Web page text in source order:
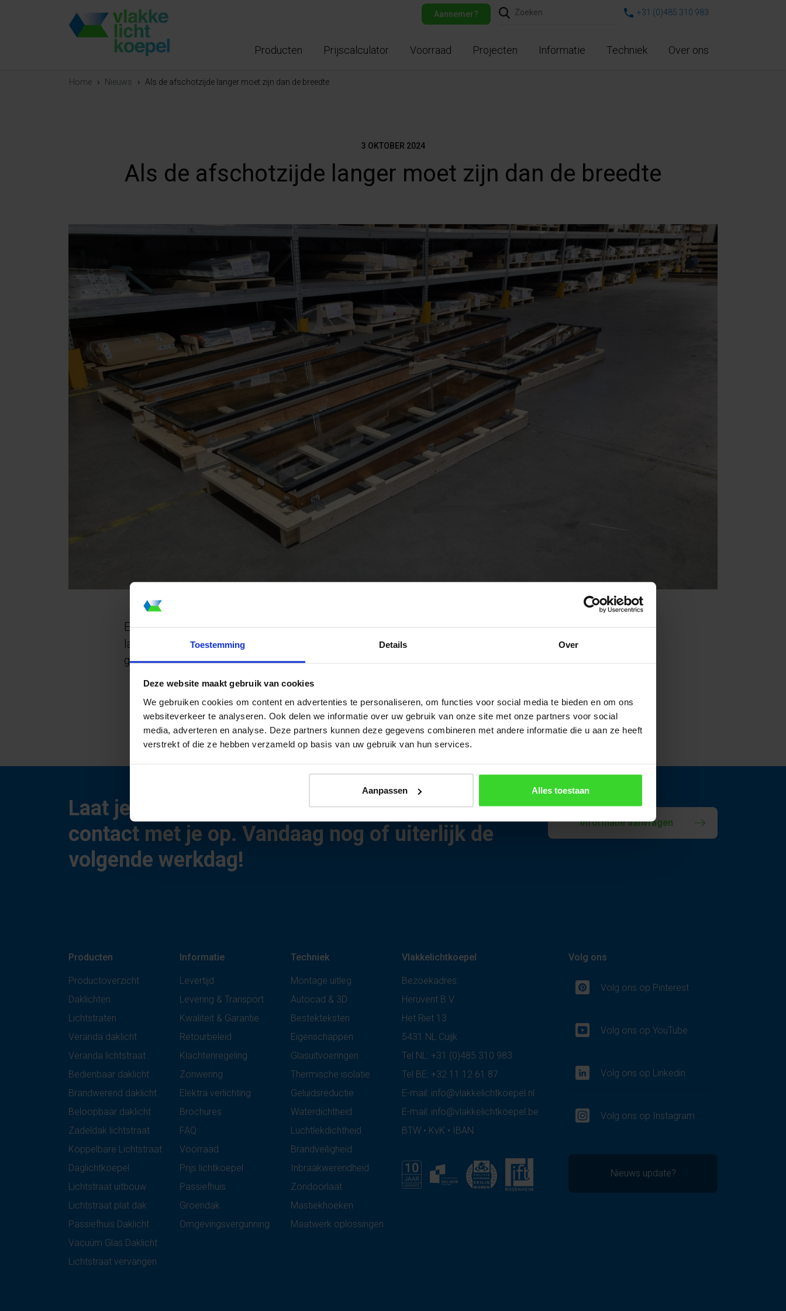
Toestemming Details Over
Deze website maakt gebruik van cookies
We gebruiken cookies om content en advertenties te personaliseren, om functies voor social media te bieden en om ons
websiteverkeer te analyseren. Ook delen we informatie over uw gebruik van onze site met onze partners voor social
media, adverteren en analyse. Deze partners kunnen deze gegevens combineren met andere informatie die u aan ze heeft
verstrekt of die ze hebben verzameld op basis van uw gebruik van hun services.
Aanpassen Alles toestaan
Aannemer? +31 (0)485 310 983
Producten Prijscalculator Voorraad Projecten Informatie Techniek Over ons
Home › Nieuws › Als de afschotzijde langer moet zijn dan de breedte
3 OKTOBER 2024
Als de afschotzijde langer moet zijn dan de breedte
Een klant bestelde 5 stuks
langer zijn dan de breedte, namelijk 200 om 60 cm (dagmaten). Geen probleem. Sterker: omdat we niet
gebonden zijn aan standaard maten, kan dit voor alle
Laat je gegevens achter dan wij nemen
contact met je op. Vandaag nog of uiterlijk de
volgende werkdag!
informatie aanvragen
Producten
Productoverzicht
Daklichten
Lichtstraten
Veranda daklicht
Veranda lichtstraat
Bedienbaar daklicht
Brandwerend daklicht
Beloopbaar daklicht
Zadeldak lichtstraat
Koppelbare Lichtstraat
Daglichtkoepel
Lichtstraat uitbouw
Lichtstraat plat dak
Passiefhuis Daklicht
Vacuüm Glas Daklicht
Lichtstraat vervangen
Informatie
Levertijd
Levering & Transport
Kwaliteit & Garantie
Retourbeleid
Klachtenregeling
Zonwering
Elektra verlichting
Brochures
FAQ
Voorraad
Prijs lichtkoepel
Passiefhuis
Groendak
Omgevingsvergunning
Techniek
Montage uitleg
Autocad & 3D
Bestekteksten
Eigenschappen
Glasuitvoeringen
Thermische isolatie
Geluidsreductie
Waterdichtheid
Luchtlekdichtheid
Brandveiligheid
Inbraakwerendheid
Zondoorlaat
Mastiekhoeken
Maatwerk oplossingen
Vlakkelichtkoepel
Bezoekadres:
Heruvent B.V.
Het Riet 13
5431 NL Cuijk
Tel NL: +31 (0)485 310 983
Tel BE: +32 11 12 61 87
E-mail: info@vlakkelichtkoepel.nl
E-mail: info@vlakkelichtkoepel.be
BTW • KvK • IBAN
Volg ons
Volg ons op Pinterest
Volg ons op YouTube
Volg ons op Linkedin
Volg ons op Instagram
Nieuws update?